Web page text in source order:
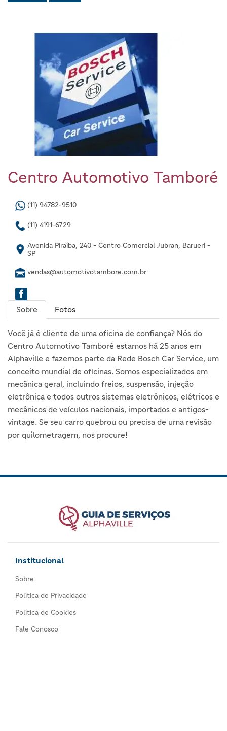
Centro Automotivo Tamboré
(11) 94782-9510
(11) 4191-6729
Avenida Piraíba, 240 - Centro Comercial Jubran, Barueri -
SP
vendas@automotivotambore.com.br
Sobre Fotos
Você já é cliente de uma oficina de confiança? Nós do
Centro Automotivo Tamboré estamos há 25 anos em
Alphaville e fazemos parte da Rede Bosch Car Service, um
conceito mundial de oficinas. Somos especializados em
mecânica geral, incluindo freios, suspensão, injeção
eletrônica e todos outros sistemas eletrônicos, elétricos e
mecânicos de veículos nacionais, importados e antigos-
vintage. Se seu carro quebrou ou precisa de uma revisão
por quilometragem, nos procure!
Institucional
Sobre
Política de Privacidade
Política de Cookies
Fale Conosco